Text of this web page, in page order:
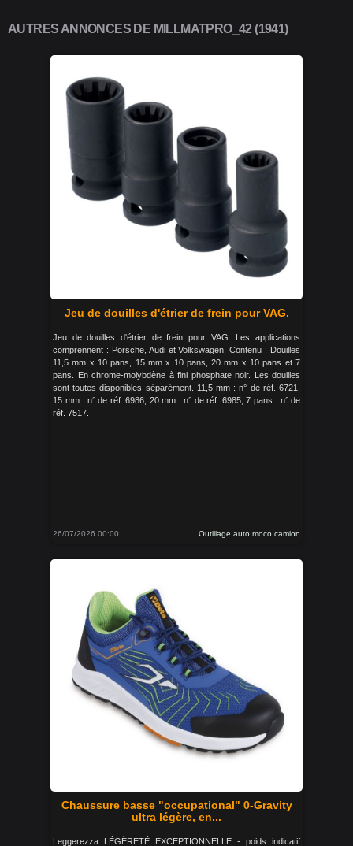
AUTRES ANNONCES DE MILLMATPRO_42 (1941)
Jeu de douilles d'étrier de frein pour VAG.
Jeu de douilles d'étrier de frein pour VAG. Les applications
comprennent : Porsche, Audi et Volkswagen. Contenu : Douilles
11,5 mm x 10 pans, 15 mm x 10 pans, 20 mm x 10 pans et 7
pans. En chrome-molybdène à fini phosphate noir. Les douilles
sont toutes disponibles séparément. 11,5 mm : n° de réf. 6721,
15 mm : n° de réf. 6986, 20 mm : n° de réf. 6985, 7 pans : n° de
réf. 7517.
26/07/2026 00:00 Outillage auto moco camion
Chaussure basse "occupational" 0-Gravity
ultra légère, en...
Leggerezza LÉGÈRETÉ EXCEPTIONNELLE - poids indicatif